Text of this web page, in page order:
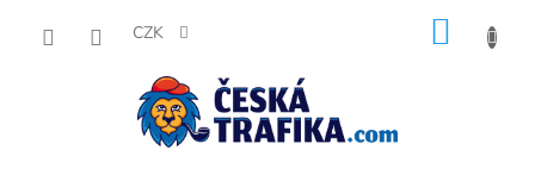
CZK